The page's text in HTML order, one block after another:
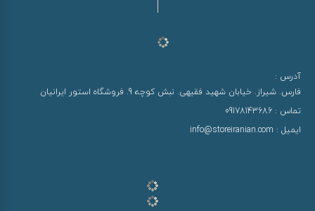
آدرس :
فارس. شیراز. خیابان شهید فقیهی. نبش کوچه 9. فروشگاه استور ایرانیان
تماس : 09178143686
ایمیل : info@storeiranian.com